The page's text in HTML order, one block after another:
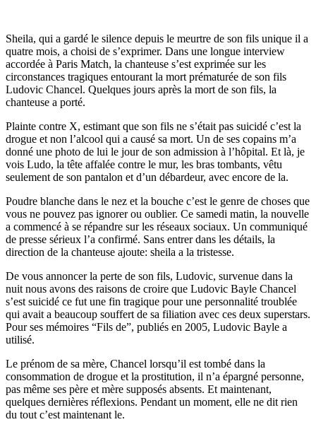
Sheila, qui a gardé le silence depuis le meurtre de son fils unique il a
quatre mois, a choisi de s’exprimer. Dans une longue interview
accordée à Paris Match, la chanteuse s’est exprimée sur les
circonstances tragiques entourant la mort prématurée de son fils
Ludovic Chancel. Quelques jours après la mort de son fils, la
chanteuse a porté.
Plainte contre X, estimant que son fils ne s’était pas suicidé c’est la
drogue et non l’alcool qui a causé sa mort. Un de ses copains m’a
donné une photo de lui le jour de son admission à l’hôpital. Et là, je
vois Ludo, la tête affalée contre le mur, les bras tombants, vêtu
seulement de son pantalon et d’un débardeur, avec encore de la.
Poudre blanche dans le nez et la bouche c’est le genre de choses que
vous ne pouvez pas ignorer ou oublier. Ce samedi matin, la nouvelle
a commencé à se répandre sur les réseaux sociaux. Un communiqué
de presse sérieux l’a confirmé. Sans entrer dans les détails, la
direction de la chanteuse ajoute: sheila a la tristesse.
De vous annoncer la perte de son fils, Ludovic, survenue dans la
nuit nous avons des raisons de croire que Ludovic Bayle Chancel
s’est suicidé ce fut une fin tragique pour une personnalité troublée
qui avait a beaucoup souffert de sa filiation avec ces deux superstars.
Pour ses mémoires “Fils de”, publiés en 2005, Ludovic Bayle a
utilisé.
Le prénom de sa mère, Chancel lorsqu’il est tombé dans la
consommation de drogue et la prostitution, il n’a épargné personne,
pas même ses père et mère supposés absents. Et maintenant,
quelques dernières réflexions. Pendant un moment, elle ne dit rien
du tout c’est maintenant le.